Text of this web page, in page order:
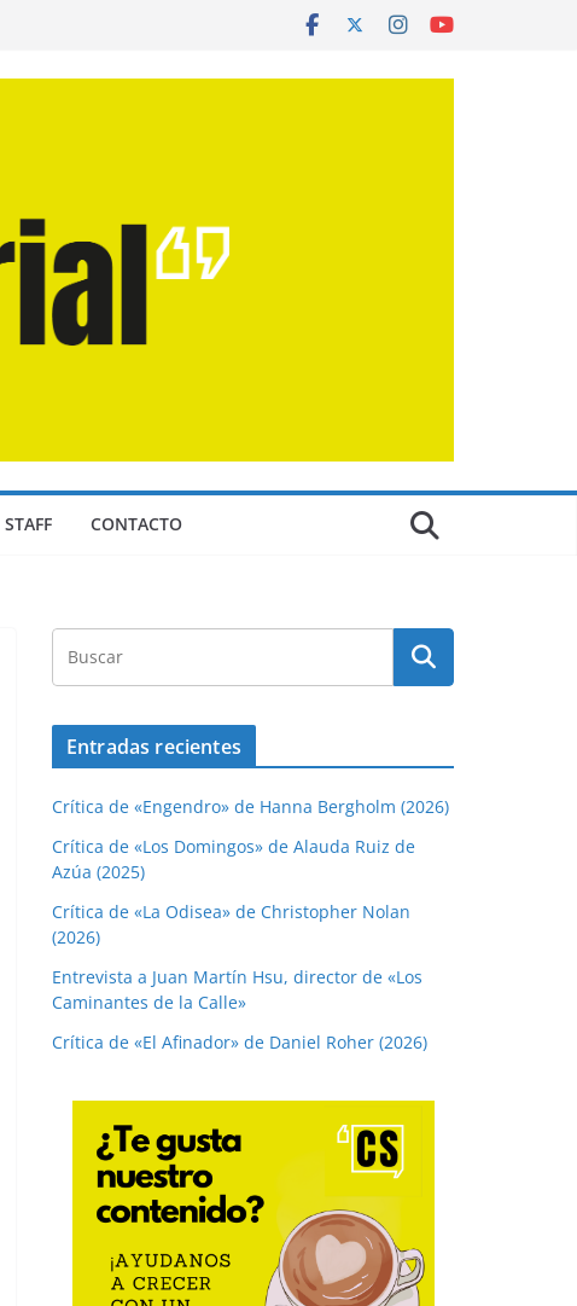
STAFF CONTACTO
Entradas recientes
Crítica de «Engendro» de Hanna Bergholm (2026)
Crítica de «Los Domingos» de Alauda Ruiz de
Azúa (2025)
Crítica de «La Odisea» de Christopher Nolan
(2026)
Entrevista a Juan Martín Hsu, director de «Los
Caminantes de la Calle»
Crítica de «El Afinador» de Daniel Roher (2026)